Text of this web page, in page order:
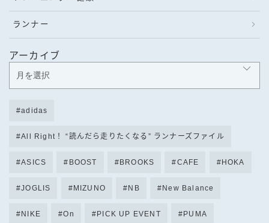
ランナー
アーカイブ
adidas
All Right！ “読んだら走りたくなる” ランナーズファイル
ASICS BOOST BROOKS CAFE HOKA
JOGLIS MIZUNO NB New Balance
NIKE On PICK UP EVENT PUMA